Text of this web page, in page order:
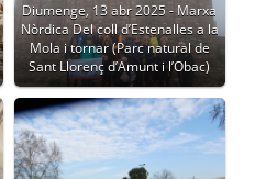
Diumenge, 13 abr 2025 - Marxa
Nòrdica Del coll d’Estenalles a la
Mola i tornar (Parc natural de
Sant Llorenç d’Amunt i l’Obac)